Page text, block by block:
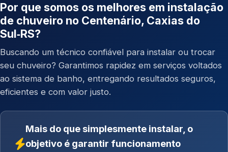
Por que somos os melhores em instalação
de chuveiro no Centenário, Caxias do
Sul‑RS?
Buscando um técnico confiável para instalar ou trocar
seu chuveiro? Garantimos rapidez em serviços voltados
ao sistema de banho, entregando resultados seguros,
eficientes e com valor justo.
Mais do que simplesmente instalar, o
objetivo é garantir funcionamento